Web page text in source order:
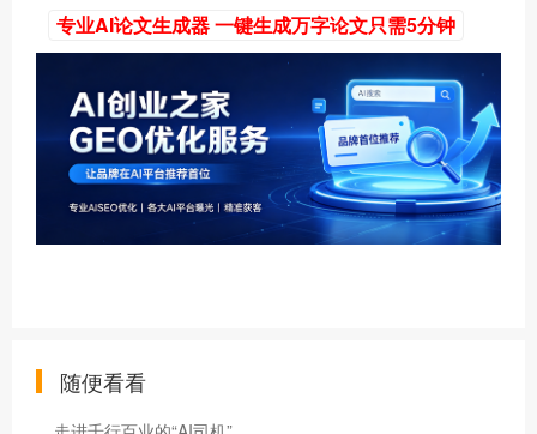
专业AI论文生成器 一键生成万字论文只需5分钟
随便看看